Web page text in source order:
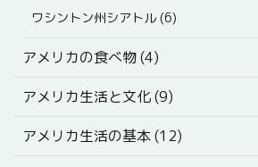
ワシントン州シアトル (6)
アメリカの食べ物 (4)
アメリカ生活と文化 (9)
アメリカ生活の基本 (12)